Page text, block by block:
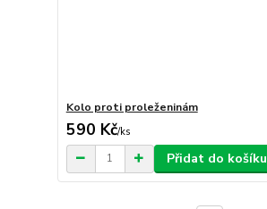
Kolo proti proleženinám
590 Kč/ks
Přidat do košíku